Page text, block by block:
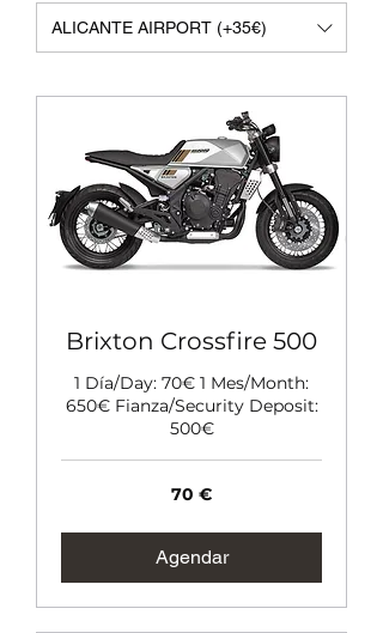
ALICANTE AIRPORT (+35€)
Brixton Crossfire 500
1 Día/Day: 70€ 1 Mes/Month:
650€ Fianza/Security Deposit:
500€
70 €
Agendar